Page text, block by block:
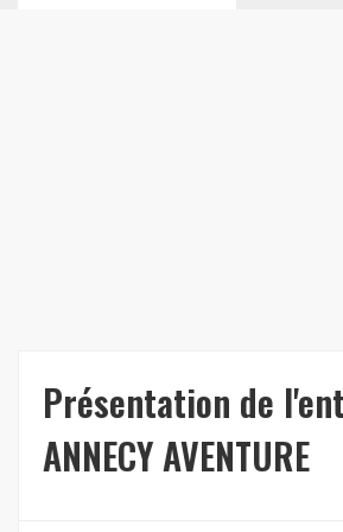
Présentation de
ANNECY AVENTURE